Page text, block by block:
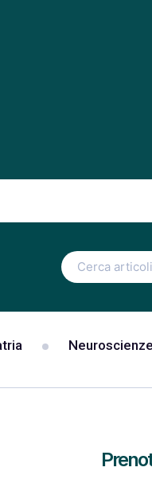
Ricerca
per:
Neuroscienze